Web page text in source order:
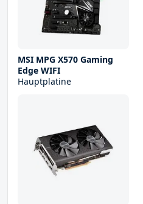
MSI MPG X570 Gaming
Edge WIFI
Hauptplatine